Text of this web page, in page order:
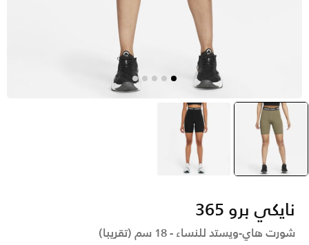
selected
أخضر أسود
نايكي برو 365
شورت هاي-ويستد للنساء - 18 سم (تقريبا)